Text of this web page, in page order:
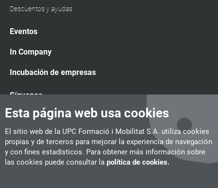
Esta página web usa cookies
El sitio web de la UPC Formació i Mobilitat S.A. utiliza cookies
propias y de terceros para mejorar la experiencia de navegación
y con fines estadísticos. Para obtener más información sobre
las cookies puede consultar la política de cookies.
Descuentos y ayudas
Eventos
In Company
Incubación de empresas
Síguenos